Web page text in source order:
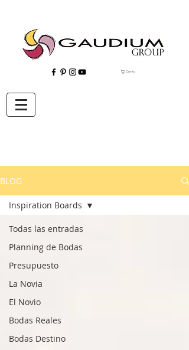
Carrito
"Gaudium, Eventos Corporativos, Wedding Planner, Eventos, Quito"
BLOG
Todas las entradas
Planning de Bodas
Presupuesto
La Novia
El Novio
Bodas Reales
Bodas Destino
Inspiration Boards